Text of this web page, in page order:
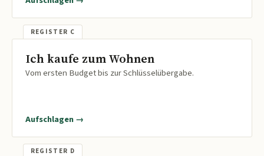
Ich kaufe zum Wohnen
Vom ersten Budget bis zur Schlüsselübergabe.
Aufschlagen →